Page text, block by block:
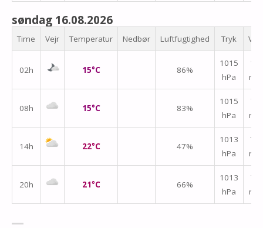
søndag 16.08.2026
Time Vejr Temperatur Nedbør Luftfugtighed Tryk
02h 15°C 86%
1015
hPa
↑
m/s
08h 15°C 83%
1015
hPa
↑
m/s
14h 22°C 47%
1013
hPa
↑
m/s
20h 21°C 66%
1013
hPa
↑
m/s